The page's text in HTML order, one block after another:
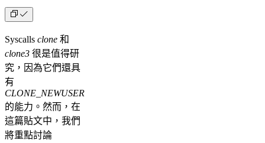
Syscalls clone 和
clone3 很是值得研
究，因為它們還具
有
CLONE_NEWUSER
的能力。然而，在
這篇貼文中，我們
將重點討論